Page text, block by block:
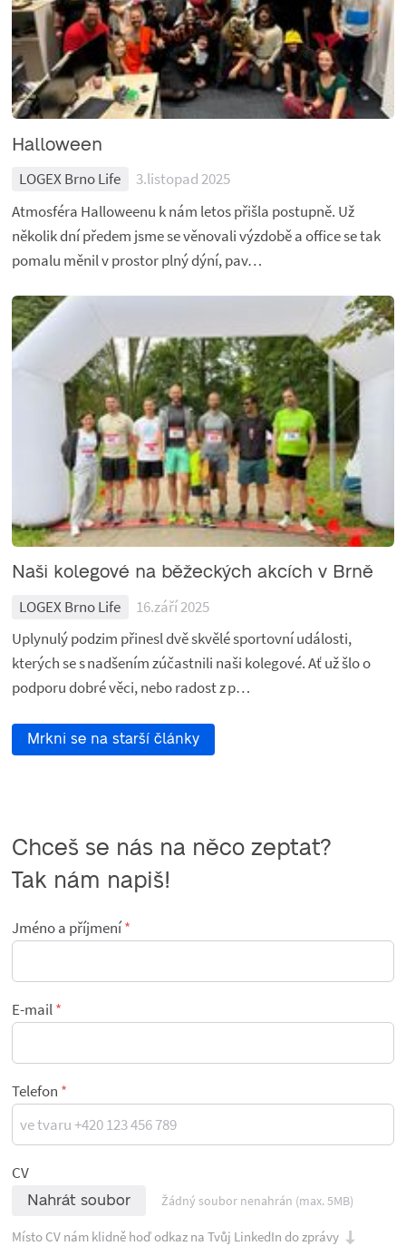
Halloween
LOGEX Brno Life
3.listopad 2025
Atmosféra Halloweenu k nám letos přišla postupně. Už
několik dní předem jsme se věnovali výzdobě a office se tak
pomalu měnil v prostor plný dýní, pav…
Naši kolegové na běžeckých akcích v Brně
LOGEX Brno Life
16.září 2025
Uplynulý podzim přinesl dvě skvělé sportovní události,
kterých se s nadšením zúčastnili naši kolegové. Ať už šlo o
podporu dobré věci, nebo radost z p…
Mrkni se na starší články
Chceš se nás na něco zeptat?
Tak nám napiš!
Jméno a příjmení
E-mail
Telefon
CV
Nahrát soubor Žádný soubor nenahrán (max. 5MB)
Místo CV nám klidně hoď odkaz na Tvůj LinkedIn do zprávy